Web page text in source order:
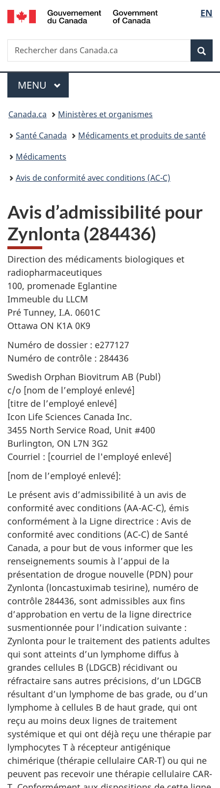
Passer
au
principal
Passer
à
Au
du
Passer
à
version
simplifiée
de
la
EN
Recherche
Rechercher
dans
Menu
MENU PRINCIPAL
Vous
êtes
ici :
Canada.ca
Ministères et organismes
Santé Canada
Médicaments et produits de santé
Médicaments
Avis de conformité avec conditions (AC-C)
Avis d’admissibilité pour
Zynlonta (284436)
Direction des médicaments biologiques et
radiopharmaceutiques
100, promenade Eglantine
Immeuble du LLCM
Pré Tunney, I.A. 0601C
Ottawa ON K1A 0K9
Numéro de dossier : e277127
Numéro de contrôle : 284436
Swedish Orphan Biovitrum AB (Publ)
c/o [nom de l’employé enlevé]
[titre de l’employé enlevé]
Icon Life Sciences Canada Inc.
3455 North Service Road, Unit #400
Burlington, ON L7N 3G2
Courriel : [courriel de l'employé enlevé]
[nom de l’employé enlevé]:
Le présent avis d’admissibilité à un avis de
conformité avec conditions (AA-AC-C), émis
conformément à la Ligne directrice : Avis de
conformité avec conditions (AC-C) de Santé
Canada, a pour but de vous informer que les
renseignements soumis à l’appui de la
présentation de drogue nouvelle (PDN) pour
Zynlonta (loncastuximab tesirine), numéro de
contrôle 284436, sont admissibles aux fins
d’approbation en vertu de la ligne directrice
susmentionnée pour l’indication suivante :
Zynlonta pour le traitement des patients adultes
qui sont atteints d’un lymphome diffus à
grandes cellules B (LDGCB) récidivant ou
réfractaire sans autres précisions, d’un LDGCB
résultant d’un lymphome de bas grade, ou d’un
lymphome à cellules B de haut grade, qui ont
reçu au moins deux lignes de traitement
systémique et qui ont déjà reçu une thérapie par
lymphocytes T à récepteur antigénique
chimérique (thérapie cellulaire CAR-T) ou qui ne
peuvent pas recevoir une thérapie cellulaire CAR-